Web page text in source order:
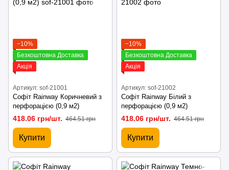
−10%
Безкоштовна Доставка
Акція
Артикул: sof-21001
Софіт Rainway Коричневий з
перфорацією (0,9 м2)
418.06 грн/шт. 464.51 грн
Купити
−10%
Безкоштовна Доставка
Акція
Артикул: sof-21002
Софіт Rainway Білий з
перфорацією (0,9 м2)
418.06 грн/шт. 464.51 грн
Купити